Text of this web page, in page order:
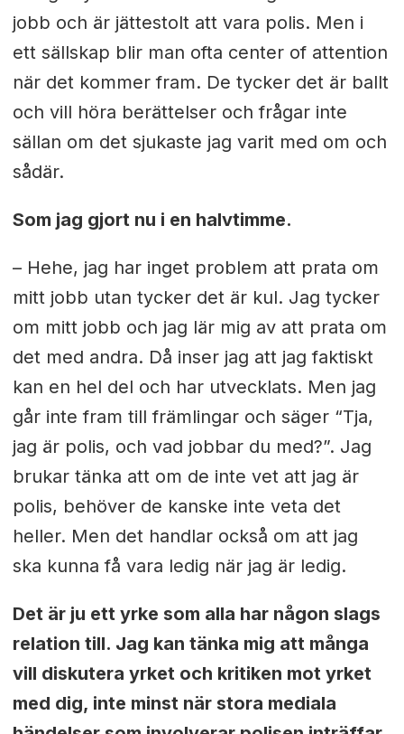
jobb och är jättestolt att vara polis. Men i
ett sällskap blir man ofta center of attention
när det kommer fram. De tycker det är ballt
och vill höra berättelser och frågar inte
sällan om det sjukaste jag varit med om och
sådär.
Som jag gjort nu i en halvtimme.
– Hehe, jag har inget problem att prata om
mitt jobb utan tycker det är kul. Jag tycker
om mitt jobb och jag lär mig av att prata om
det med andra. Då inser jag att jag faktiskt
kan en hel del och har utvecklats. Men jag
går inte fram till främlingar och säger “Tja,
jag är polis, och vad jobbar du med?”. Jag
brukar tänka att om de inte vet att jag är
polis, behöver de kanske inte veta det
heller. Men det handlar också om att jag
ska kunna få vara ledig när jag är ledig.
Det är ju ett yrke som alla har någon slags
relation till. Jag kan tänka mig att många
vill diskutera yrket och kritiken mot yrket
med dig, inte minst när stora mediala